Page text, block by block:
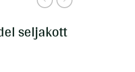
seljakott